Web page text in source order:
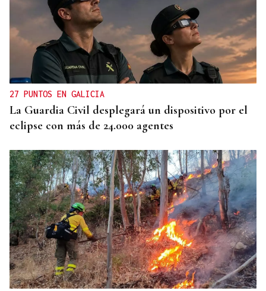
27 PUNTOS EN GALICIA
La Guardia Civil desplegará un dispositivo por el
eclipse con más de 24.000 agentes